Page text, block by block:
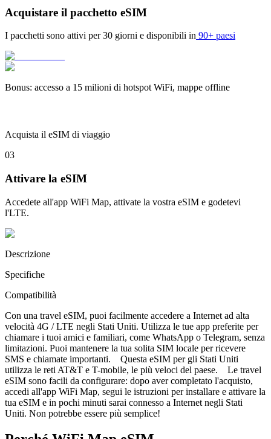
Acquistare il pacchetto eSIM
I pacchetti sono attivi per 30 giorni e disponibili in 90+ paesi
Bonus: accesso a 15 milioni di hotspot WiFi, mappe offline
Acquista il eSIM di viaggio
03
Attivare la eSIM
Accedete all'app WiFi Map, attivate la vostra eSIM e godetevi
l'LTE.
Descrizione
Specifiche
Compatibilità
Con una travel eSIM, puoi facilmente accedere a Internet ad alta
velocità 4G / LTE negli Stati Uniti. Utilizza le tue app preferite per
chiamare i tuoi amici e familiari, come WhatsApp o Telegram, senza
limitazioni. Puoi mantenere la tua solita SIM locale per ricevere
SMS e chiamate importanti. Questa eSIM per gli Stati Uniti
utilizza le reti AT&T e T-mobile, le più veloci del paese. Le travel
eSIM sono facili da configurare: dopo aver completato l'acquisto,
accedi all'app WiFi Map, segui le istruzioni per installare e attivare la
tua eSIM e in pochi minuti sarai connesso a Internet negli Stati
Uniti. Non potrebbe essere più semplice!